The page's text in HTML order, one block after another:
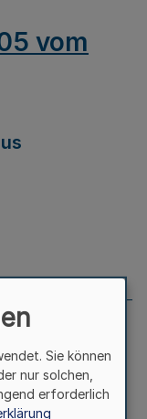
vom
vom
Sie können
nur solchen,
erforderlich